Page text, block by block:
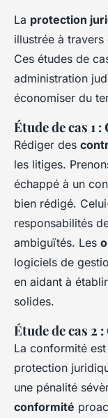
La protection
illustrée à
Ces études de
administration
économiser du
Étude de cas 1
Rédiger des
les litiges.
échappé à un
bien rédigé.
responsabilités
ambiguïtés. Les
logiciels de
en aidant à
solides.
Étude de cas
La conformité
protection
une pénalité
conformité